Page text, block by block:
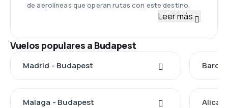
de aerolíneas que operan rutas con este destino.
Leer más
Vuelos populares a Budapest
Madrid - Budapest
Malaga - Budapest